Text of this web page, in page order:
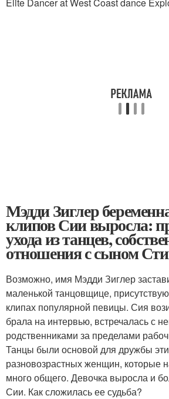
Мэдди Зиглер
клипов Сии выросла:
ухода из танцев,
отношения с сыном
Возможно, имя Мэдди Зиглер
маленькой танцовщице,
клипах популярной певицы. Сия
брала на интервью, встречалась с
родственниками за пределами
Танцы были основой для дружбы
разновозрастных женщин, которые
много общего. Девочка выросла и
Сии. Как сложилась ее судьба?